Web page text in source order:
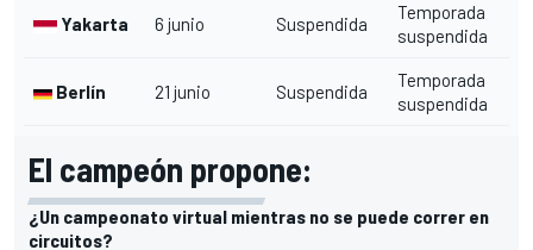
Yakarta 6 junio Suspendida
Temporada
suspendida
Berlín 21 junio Suspendida
Temporada
suspendida
El campeón propone:
¿Un campeonato virtual mientras no se puede correr en
circuitos?